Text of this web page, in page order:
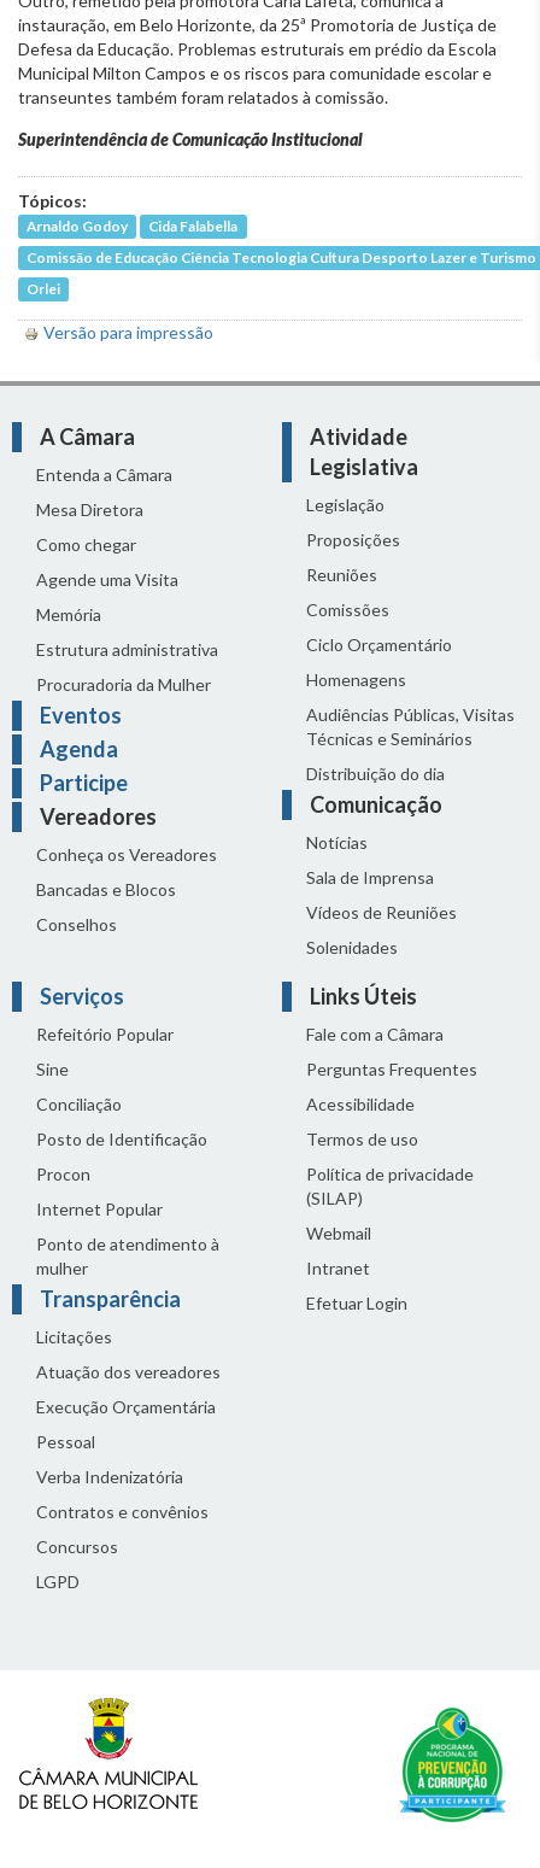
instauração, em Belo Horizonte, da 25ª Promotoria de Justiça de
Defesa da Educação. Problemas estruturais em prédio da Escola
Municipal Milton Campos e os riscos para comunidade escolar e
transeuntes também foram relatados à comissão.
Superintendência de Comunicação Institucional
Tópicos:
Arnaldo Godoy
Cida Falabella
Comissão de Educação Ciência Tecnologia Cultura Desporto Lazer e Turismo
Orlei
Versão para impressão
A Câmara
Entenda a Câmara
Mesa Diretora
Como chegar
Agende uma Visita
Memória
Estrutura administrativa
Procuradoria da Mulher
Eventos
Agenda
Participe
Vereadores
Conheça os Vereadores
Bancadas e Blocos
Conselhos
Atividade
Legislativa
Legislação
Proposições
Reuniões
Comissões
Ciclo Orçamentário
Homenagens
Audiências Públicas, Visitas
Técnicas e Seminários
Distribuição do dia
Comunicação
Notícias
Sala de Imprensa
Vídeos de Reuniões
Solenidades
Serviços
Refeitório Popular
Sine
Conciliação
Posto de Identificação
Procon
Internet Popular
Ponto de atendimento à
mulher
Transparência
Licitações
Atuação dos vereadores
Execução Orçamentária
Pessoal
Verba Indenizatória
Contratos e convênios
Concursos
LGPD
Links Úteis
Fale com a Câmara
Perguntas Frequentes
Acessibilidade
Termos de uso
Política de privacidade
(SILAP)
Webmail
Intranet
Efetuar Login